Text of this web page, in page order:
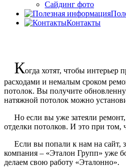
Сайдинг фото
Контакты
Когда хотят, чтобы интерьер
расходами и немалым сроком
потолок. Вы получите
натяжной потолок можно
Но если вы уже затеяли ремонт,
отделки потолков. И это при том,
Если вы попали к нам на сайт,
компания – «Эталон Групп» уже
делаем свою работу «Эталонно».